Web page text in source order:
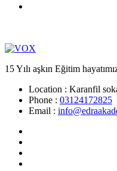
15 Yılı aşkın Eğitim
Location : Karanfil
Phone : 03124172825
Email :